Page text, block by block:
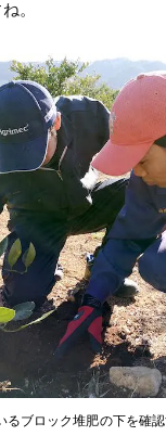
。
るブロック堆肥の下を確認